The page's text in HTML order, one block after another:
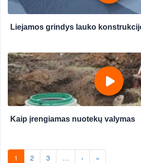
Liejamos grindys lauko
Kaip įrengiamas nuotekų valymas
1 2 3 … › »